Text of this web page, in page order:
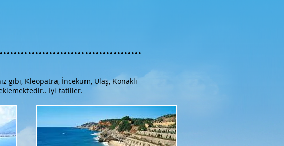
Kleopatra, İncekum, Ulaş, Konaklı
İyi tatiller.